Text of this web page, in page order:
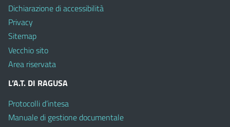
Dichiarazione di accessibilità
Privacy
Sitemap
Vecchio sito
Area riservata
L’A.T. DI RAGUSA
Protocolli d’intesa
Manuale di gestione documentale